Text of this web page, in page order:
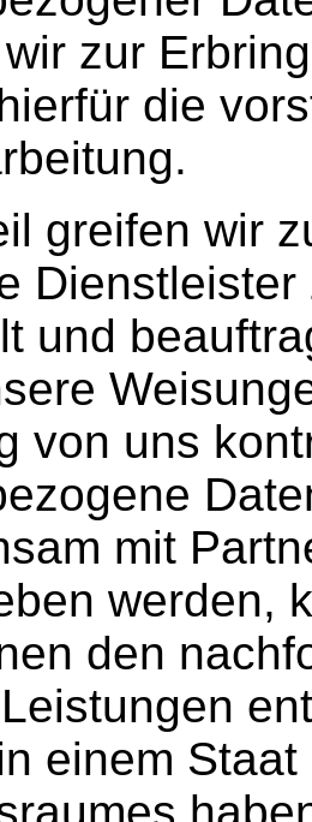
zur
die
greifen wir
und
von uns
mit
werden,
den
einem